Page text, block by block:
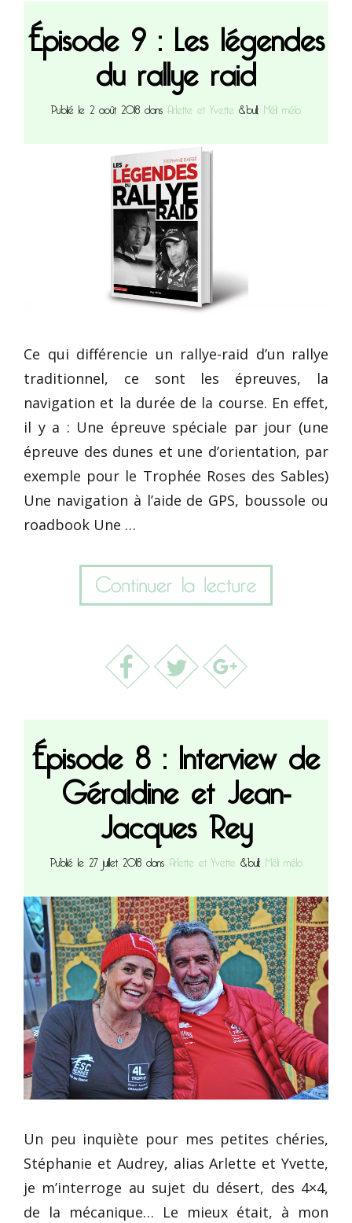
Épisode 9 : Les légendes
du rallye raid
Publié le 2 août 2018 dansArlette et Yvette &bull; Méli mélo
Ce qui différencie un rallye-raid d’un rallye
traditionnel, ce sont les épreuves, la
navigation et la durée de la course. En effet,
il y a : Une épreuve spéciale par jour (une
épreuve des dunes et une d’orientation, par
exemple pour le Trophée Roses des Sables)
Une navigation à l’aide de GPS, boussole ou
roadbook Une …
Épisode 8 : Interview de
Géraldine et Jean-
Jacques Rey
Publié le 27 juillet 2018 dansArlette et Yvette &bull; Méli mélo
Un peu inquiète pour mes petites chéries,
Stéphanie et Audrey, alias Arlette et Yvette,
je m’interroge au sujet du désert, des 4×4,
de la mécanique… Le mieux était, à mon